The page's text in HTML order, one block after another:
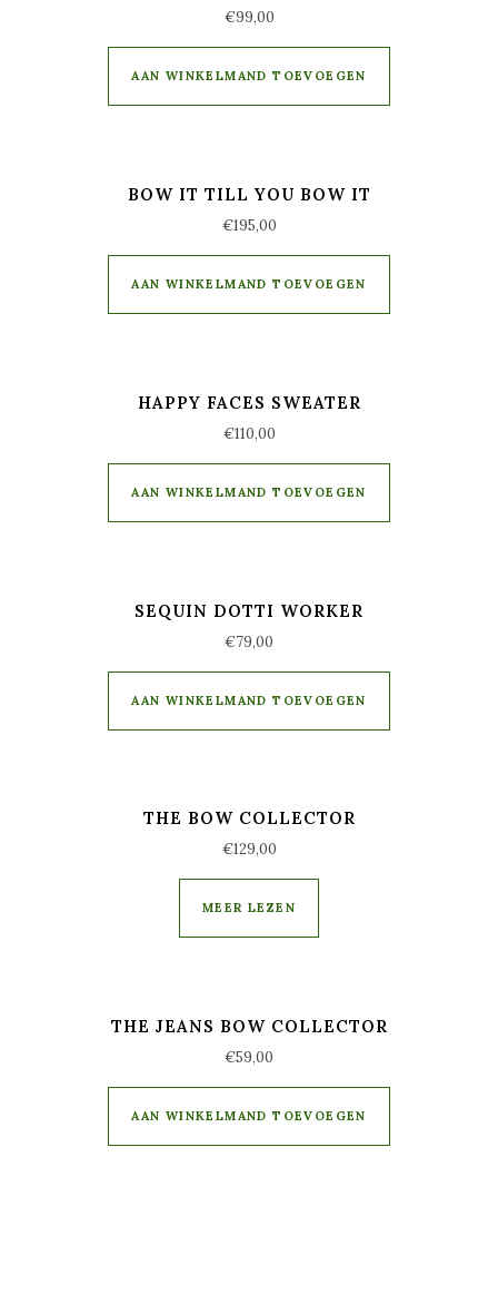
€99,00
AAN WINKELMAND TOEVOEGEN
BOW IT TILL YOU BOW IT
€195,00
AAN WINKELMAND TOEVOEGEN
HAPPY FACES SWEATER
€110,00
AAN WINKELMAND TOEVOEGEN
SEQUIN DOTTI WORKER
€79,00
AAN WINKELMAND TOEVOEGEN
THE BOW COLLECTOR
€129,00
MEER LEZEN
THE JEANS BOW COLLECTOR
€59,00
AAN WINKELMAND TOEVOEGEN